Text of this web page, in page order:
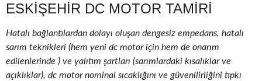
ESKIŞEHIR DC MOTOR TAMIRI
Hatalı bağlantılardan dolayı oluşan dengesiz empedans, hatalı
sarım teknikleri (hem yeni dc motor için hem de onarım
edilenlerinde ) ve yalıtım şartları (sarımlardaki kısalıklar ve
açıklıklar), dc motor nominal sıcaklığını ve güvenilirliğini tıpkı